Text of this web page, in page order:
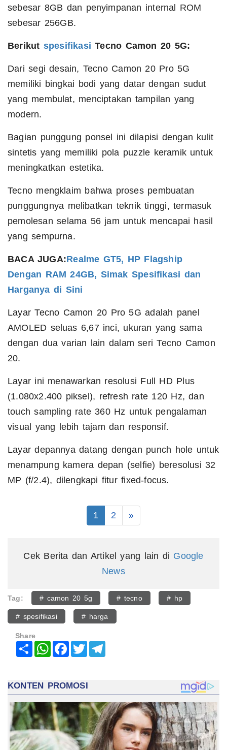
sebesar 8GB dan penyimpanan internal ROM
sebesar 256GB.
Berikut spesifikasi Tecno Camon 20 5G:
Dari segi desain, Tecno Camon 20 Pro 5G
memiliki bingkai bodi yang datar dengan sudut
yang membulat, menciptakan tampilan yang
modern.
Bagian punggung ponsel ini dilapisi dengan kulit
sintetis yang memiliki pola puzzle keramik untuk
meningkatkan estetika.
Tecno mengklaim bahwa proses pembuatan
punggungnya melibatkan teknik tinggi, termasuk
pemolesan selama 56 jam untuk mencapai hasil
yang sempurna.
BACA JUGA:Realme GT5, HP Flagship
Dengan RAM 24GB, Simak Spesifikasi dan
Harganya di Sini
Layar Tecno Camon 20 Pro 5G adalah panel
AMOLED seluas 6,67 inci, ukuran yang sama
dengan dua varian lain dalam seri Tecno Camon
20.
Layar ini menawarkan resolusi Full HD Plus
(1.080x2.400 piksel), refresh rate 120 Hz, dan
touch sampling rate 360 Hz untuk pengalaman
visual yang lebih tajam dan responsif.
Layar depannya datang dengan punch hole untuk
menampung kamera depan (selfie) beresolusi 32
MP (f/2.4), dilengkapi fitur fixed-focus.
1 2 »
Cek Berita dan Artikel yang lain di Google
News
Tag: # camon 20 5g # tecno # hp
# spesifikasi # harga
Share
Share WhatsAppFacebook
Twitter